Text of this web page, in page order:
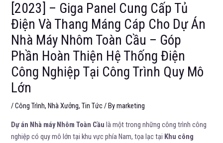
[2023] – Giga Panel Cung Cấp Tủ
Điện Và Thang Máng Cáp Cho Dự Án
Nhà Máy Nhôm Toàn Cầu – Góp
Phần Hoàn Thiện Hệ Thống Điện
Công Nghiệp Tại Công Trình Quy Mô
Lớn
/Công Trình, Nhà Xưởng,Tin Tức/ Bymarketing
Dự án Nhà máy Nhôm Toàn Cầu là một trong những công trình công
nghiệp có quy mô lớn tại khu vực phía Nam, tọa lạc tại Khu công